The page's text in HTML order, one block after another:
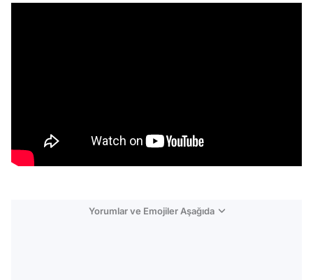
Yorumlar ve Emojiler Aşağıda